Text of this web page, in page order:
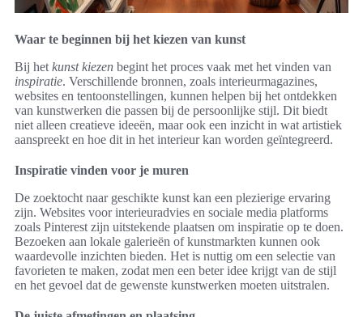
Waar te beginnen bij het kiezen van kunst
Bij het kunst kiezen begint het proces vaak met het vinden van
inspiratie. Verschillende bronnen, zoals interieurmagazines,
websites en tentoonstellingen, kunnen helpen bij het ontdekken
van kunstwerken die passen bij de persoonlijke stijl. Dit biedt
niet alleen creatieve ideeën, maar ook een inzicht in wat artistiek
aanspreekt en hoe dit in het interieur kan worden geïntegreerd.
Inspiratie vinden voor je muren
De zoektocht naar geschikte kunst kan een plezierige ervaring
zijn. Websites voor interieuradvies en sociale media platforms
zoals Pinterest zijn uitstekende plaatsen om inspiratie op te doen.
Bezoeken aan lokale galerieën of kunstmarkten kunnen ook
waardevolle inzichten bieden. Het is nuttig om een selectie van
favorieten te maken, zodat men een beter idee krijgt van de stijl
en het gevoel dat de gewenste kunstwerken moeten uitstralen.